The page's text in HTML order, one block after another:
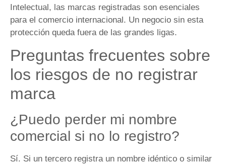
Intelectual, las marcas registradas son esenciales
para el comercio internacional. Un negocio sin esta
protección queda fuera de las grandes ligas.
Preguntas frecuentes sobre
los riesgos de no registrar
marca
¿Puedo perder mi nombre
comercial si no lo registro?
Sí. Si un tercero registra un nombre idéntico o similar